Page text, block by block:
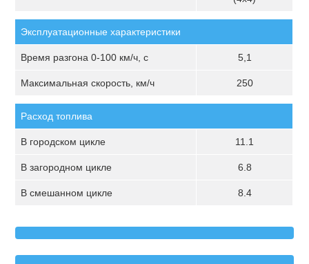
Эксплуатационные характеристики
Время разгона 0-100 км/ч, с 5,1
Максимальная скорость, км/ч 250
Расход топлива
В городском цикле 11.1
В загородном цикле 6.8
В смешанном цикле 8.4